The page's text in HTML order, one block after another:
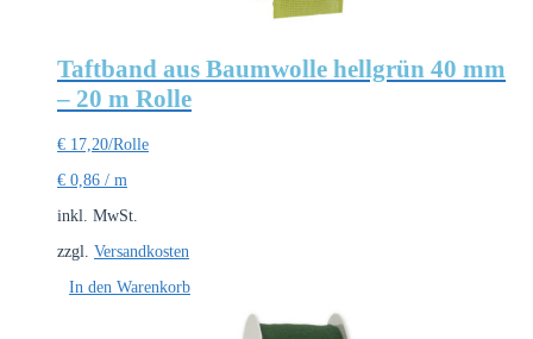
Taftband aus Baumwolle hellgrün 40 mm
– 20 m Rolle
€ 17,20/Rolle
€ 0,86 / m
inkl. MwSt.
zzgl. Versandkosten
In den Warenkorb